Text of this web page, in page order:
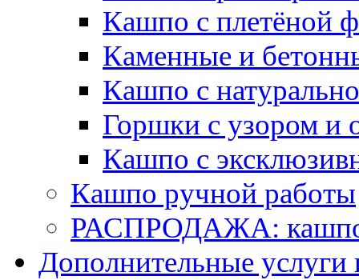
Кашпо с плетёной
Каменные и
Кашпо с
Горшки с узором и
Кашпо с
Кашпо ручной работы
РАСПРОДАЖА: кашпо
Дополнительные услуги